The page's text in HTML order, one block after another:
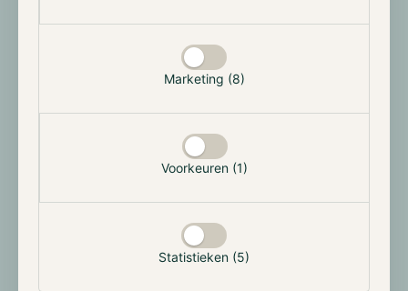
Marketing (8)
Voorkeuren (1)
Statistieken (5)
drijfveren heeft om over te schakelen op meer
duurzame energiebronnen
Het rendement wordt negatief beïnvloed met 1% -